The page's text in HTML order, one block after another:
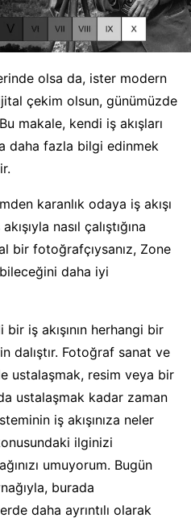
olsa da, ister modern
çekim olsun, günümüzde
makale, kendi iş akışları
daha fazla bilgi edinmek
karanlık odaya iş akışı
nasıl çalıştığına
bir fotoğrafçıysanız, Zone
daha iyi
iş akışının herhangi bir
dalıştır. Fotoğraf sanat ve
ustalaşmak, resim veya bir
ustalaşmak kadar zaman
iş akışınıza neler
ilginizi
umuyorum. Bugün
burada
daha ayrıntılı olarak